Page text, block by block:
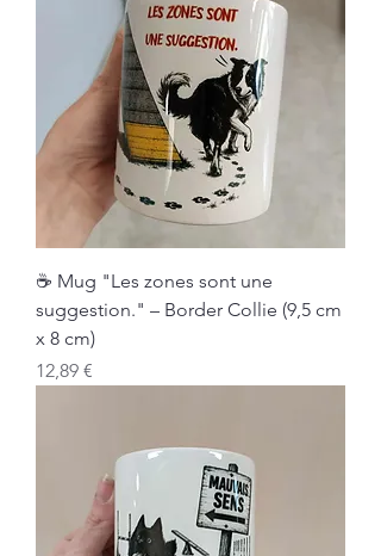
☕ Mug "Les zones sont une
suggestion." – Border Collie (9,5 cm
x 8 cm)
Prix
12,89 €